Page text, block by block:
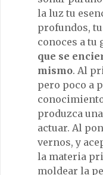
la luz tu
profundos,
conoces a tu
que se
mismo. Al
pero poco a
produzca
actuar. Al
vernos, y
la materia
moldear la